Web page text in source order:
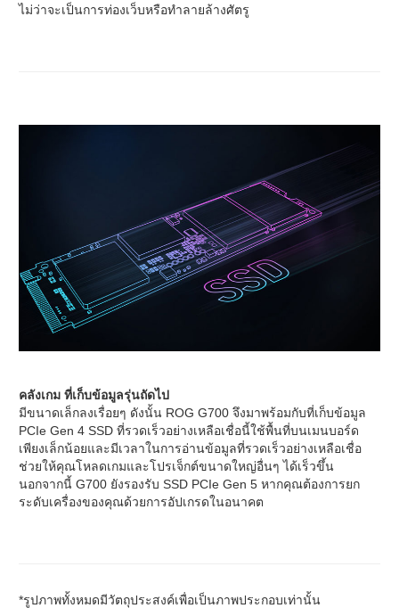
ไม่ว่าจะเป็นการท่องเว็บหรือทำลายล้างศัตรู
คลังเกม ที่เก็บข้อมูลรุ่นถัดไป
มีขนาดเล็กลงเรื่อยๆ ดังนั้น ROG G700 จึงมาพร้อมกับที่เก็บข้อมูล
PCIe Gen 4 SSD ที่รวดเร็วอย่างเหลือเชื่อนี้ใช้พื้นที่บนเมนบอร์ด
เพียงเล็กน้อยและมีเวลาในการอ่านข้อมูลที่รวดเร็วอย่างเหลือเชื่อ
ช่วยให้คุณโหลดเกมและโปรเจ็กต์ขนาดใหญ่อื่นๆ ได้เร็วขึ้น
นอกจากนี้ G700 ยังรองรับ SSD PCIe Gen 5 หากคุณต้องการยก
ระดับเครื่องของคุณด้วยการอัปเกรดในอนาคต
*รูปภาพทั้งหมดมีวัตถุประสงค์เพื่อเป็นภาพประกอบเท่านั้น